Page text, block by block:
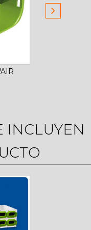
INCLUYEN